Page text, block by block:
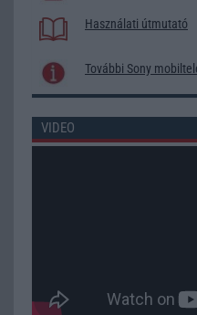
Használati útmutató
További Sony
VIDEO